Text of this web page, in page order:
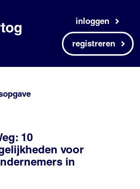
inloggen
registreren
10
voor
in